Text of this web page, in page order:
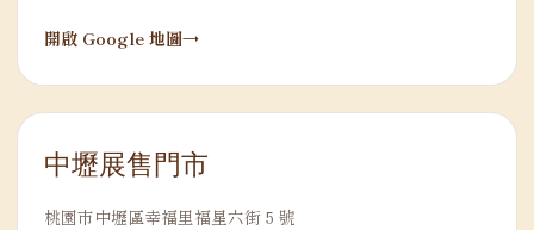
開啟 Google 地圖
中壢展售門市
桃園市中壢區幸福里福星六街 5 號